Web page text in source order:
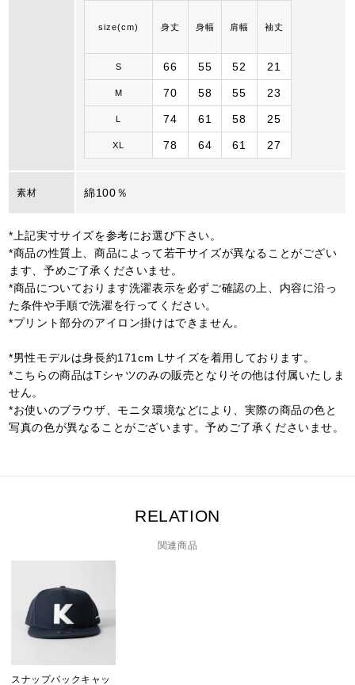
size(cm) 身丈 身幅 肩幅 袖丈
S 66 55 52 21
M 70 58 55 23
L 74 61 58 25
XL 78 64 61 27
素材 綿100％
*上記実寸サイズを参考にお選び下さい。
*商品の性質上、商品によって若干サイズが異なることがござい
ます、予めご了承くださいませ。
*商品についております洗濯表示を必ずご確認の上、内容に沿っ
た条件や手順で洗濯を行ってください。
*プリント部分のアイロン掛けはできません。
*男性モデルは身長約171cm Lサイズを着用しております。
*こちらの商品はTシャツのみの販売となりその他は付属いたしま
せん。
*お使いのブラウザ、モニタ環境などにより、実際の商品の色と
写真の色が異なることがございます。予めご了承くださいませ。
RELATION
関連商品
スナップバックキャッ